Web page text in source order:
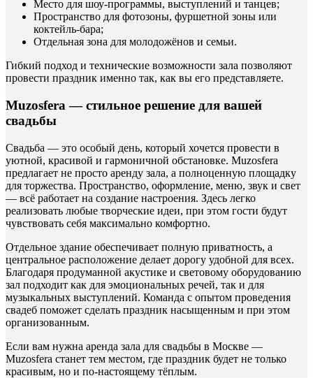
Место для шоу-программы, выступлений и танцев;
Пространство для фотозоны, фуршетной зоны или
коктейль-бара;
Отдельная зона для молодожёнов и семьи.
Гибкий подход и технические возможности зала позволяют
провести праздник именно так, как вы его представляете.
Muzosfera — стильное решение для вашей
свадьбы
Свадьба — это особый день, который хочется провести в
уютной, красивой и гармоничной обстановке. Muzosfera
предлагает не просто аренду зала, а полноценную площадку
для торжества. Пространство, оформление, меню, звук и свет
— всё работает на создание настроения. Здесь легко
реализовать любые творческие идеи, при этом гости будут
чувствовать себя максимально комфортно.
Отдельное здание обеспечивает полную приватность, а
центральное расположение делает дорогу удобной для всех.
Благодаря продуманной акустике и световому оборудованию
зал подходит как для эмоциональных речей, так и для
музыкальных выступлений. Команда с опытом проведения
свадеб поможет сделать праздник насыщенным и при этом
организованным.
Если вам нужна аренда зала для свадьбы в Москве —
Muzosfera станет тем местом, где праздник будет не только
красивым, но и по-настоящему тёплым.